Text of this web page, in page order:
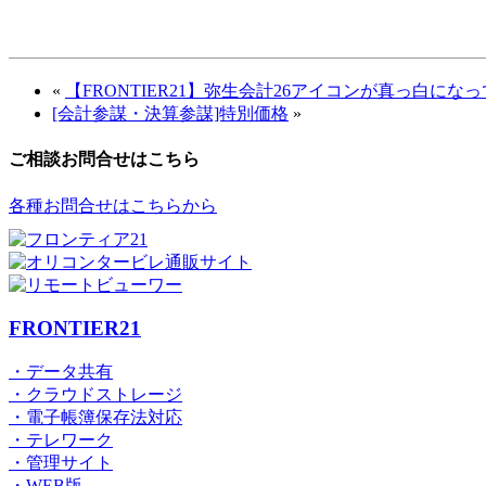
«
【FRONTIER21】弥生会計26アイコンが真っ白にな
[会計参謀・決算参謀]特別価格 »
ご相談お問合せはこちら
各種お問合せはこちらから
FRONTIER21
・データ共有
・クラウドストレージ
・電子帳簿保存法対応
・テレワーク
・管理サイト